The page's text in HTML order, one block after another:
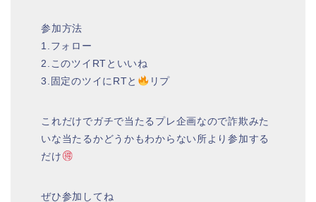
参加方法
1.フォロー
2.このツイRTといいね
3.固定のツイにRTと
リプ
これだけでガチで当たるプレ企画なので詐欺みた
いな当たるかどうかもわからない所より参加する
だけ
ぜひ参加してね